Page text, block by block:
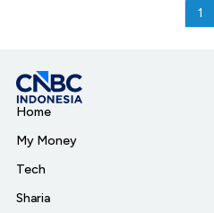
1
Home
My Money
Tech
Sharia